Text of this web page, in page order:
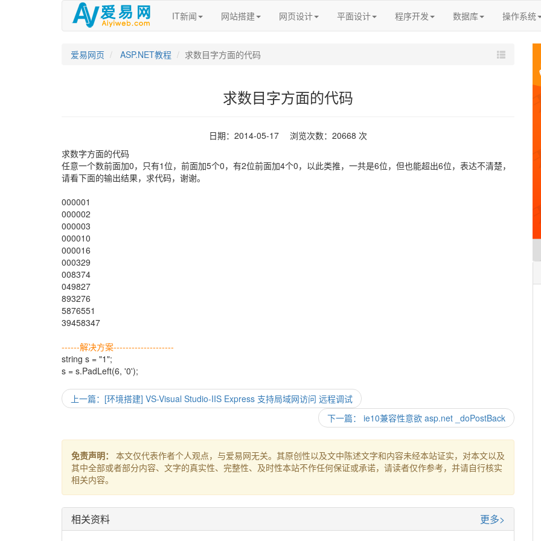
IT新闻 网站搭建 网页设计 平面设计 程序开发 数据库 操作系统
爱易网页 ASP.NET教程 求数目字方面的代码
求数目字方面的代码
日期：2014-05-17 浏览次数：20668 次
求数字方面的代码
任意一个数前面加0，只有1位，前面加5个0，有2位前面加4个0，以此类推，一共是6位，但也能超出6位，表达不清楚，
请看下面的输出结果，求代码，谢谢。
000001
000002
000003
000010
000016
000329
008374
049827
893276
5876551
39458347
------解决方案--------------------
string s = "1";
s = s.PadLeft(6, '0');
上一篇：[环境搭建] VS-Visual Studio-IIS Express 支持局域网访问 远程调试
下一篇： ie10兼容性意欲 asp.net _doPostBack
免责声明：
本文仅代表作者个人观点，与爱易网无关。其原创性以及文中陈述文字和内容未经本站证实，对本文以及
其中全部或者部分内容、文字的真实性、完整性、及时性本站不作任何保证或承诺，请读者仅作参考，并请自行核实
相关内容。
相关资料 更多>